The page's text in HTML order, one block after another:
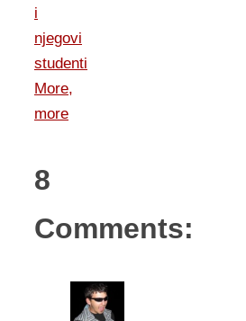
i
njegovi
studenti
More,
more
8
Comments: